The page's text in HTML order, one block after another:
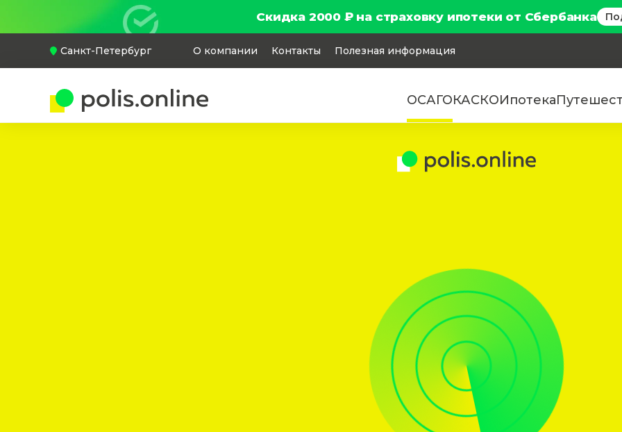
Скидка 2000 ₽ на страховку ипотеки от Сбербанка
Санкт-Петербург О компании Контакты Полезная информация
ОСАГОКАСКОИпотека